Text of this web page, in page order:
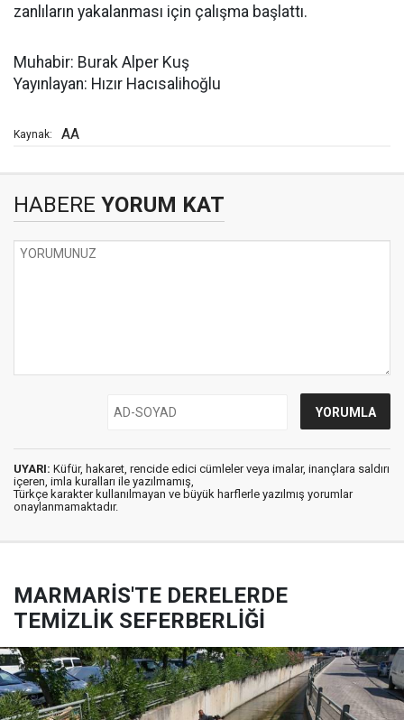
zanlıların yakalanması için çalışma başlattı.
Muhabir: Burak Alper Kuş
Yayınlayan: Hızır Hacısalihoğlu
Kaynak: AA
HABERE YORUM KAT
UYARI: Küfür, hakaret, rencide edici cümleler veya imalar, inançlara saldırı
içeren, imla kuralları ile yazılmamış,
Türkçe karakter kullanılmayan ve büyük harflerle yazılmış yorumlar
onaylanmamaktadır.
MARMARİS'TE DERELERDE
TEMİZLİK SEFERBERLİĞİ